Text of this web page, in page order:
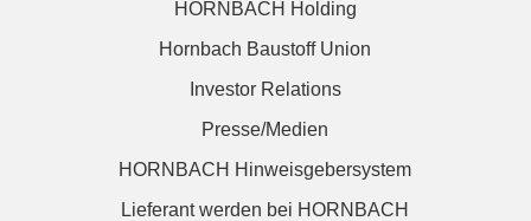
HORNBACH Holding
Hornbach Baustoff Union
Investor Relations
Presse/Medien
HORNBACH Hinweisgebersystem
Lieferant werden bei HORNBACH